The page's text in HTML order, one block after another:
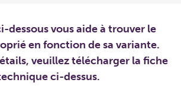
dessous vous aide à trouver le
en fonction de sa variante.
veuillez télécharger la fiche
ci-dessus.